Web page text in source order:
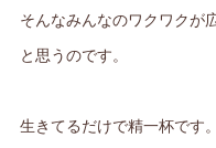
そんなみんなのワクワクが
と思うのです。
生きてるだけで精一杯です。